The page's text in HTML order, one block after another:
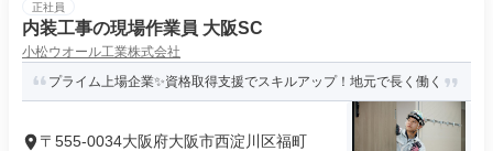
正社員
内装工事の現場作業員 大阪SC
小松ウオール工業株式会社
プライム上場企業✨資格取得支援でスキルアップ！地元で長く働く
〒555-0034大阪府大阪市西淀川区福町